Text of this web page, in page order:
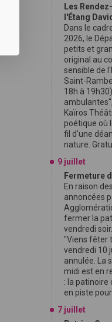
Les
l'Étang David
Dans le
2026, le
petits et
original au
sensible de
Saint-
18h à
Kaïros
poétique où
fil d'une
nature.
9 juillet
Fermeture
En raison
annoncées
fermer la
vendredi
"Viens fêter
vendredi 10
annulée. La
midi est en
: la patinoire
en piste
7 juillet